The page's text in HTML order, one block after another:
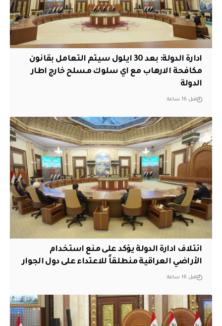
ادارة الدولة: بعد 30 ايلول سيتم التعامل بقانون
مكافحة الارهاب مع اي سلوك مسلح خارج اطار
الدولة
قبل 16 ساعة
ائتلاف ادارة الدولة يؤكد على منع استخدام
الأراضي العراقية منطلقاً للاعتداء على دول الجوار
قبل 16 ساعة